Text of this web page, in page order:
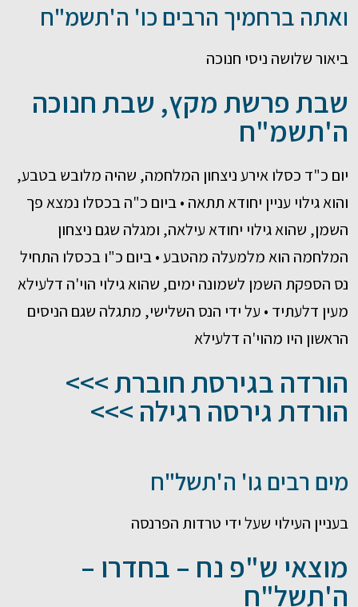
ואתה ברחמיך הרבים כו' ה'תשמ"ח
ביאור שלושה ניסי חנוכה
שבת פרשת מקץ, שבת חנוכה
ה'תשמ"ח
יום כ"ד כסלו אירע ניצחון המלחמה, שהיה מלובש בטבע,
והוא גילוי עניין יחודא תתאה • ביום כ"ה בכסלו נמצא פך
השמן, שהוא גילוי יחודא עילאה, ומגלה שגם ניצחון
המלחמה הוא מלמעלה מהטבע • ביום כ"ו בכסלו התחיל
נס הספקת השמן לשמונה ימים, שהוא גילוי הוי'ה דלעילא
מעין דלעתיד • על ידי הנס השלישי, מתגלה שגם הניסים
הראשון היו מהוי'ה דלעילא
הורדה בגירסת חוברת >>>
הורדת גירסה רגילה >>>
מים רבים גו' ה'תשל"ח
בעניין העילוי שעל ידי טרדות הפרנסה
מוצאי ש"פ נח – בחדרו –
ה'תשל"ח